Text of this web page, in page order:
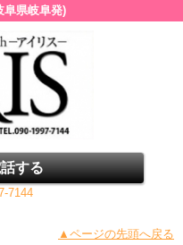
阜県岐阜発)
する
7144
▲ページの先頭へ戻る